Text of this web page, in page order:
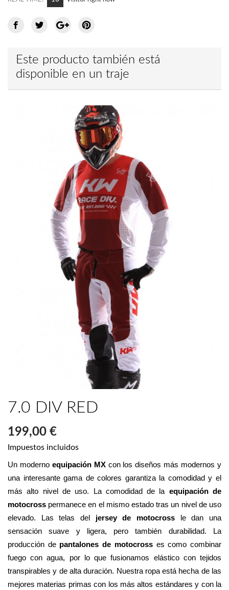
Este producto también está
disponible en un traje
7.0 DIV RED
199,00 €
Impuestos incluidos
Un moderno equipación MX con los diseños más modernos y
una interesante gama de colores garantiza la comodidad y el
más alto nivel de uso. La comodidad de la equipación de
motocross permanece en el mismo estado tras un nivel de uso
elevado. Las telas del jersey de motocross le dan una
sensación suave y ligera, pero también durabilidad. La
producción de pantalones de motocross es como combinar
fuego con agua, por lo que fusionamos elástico con tejidos
transpirables y de alta duración. Nuestra ropa está hecha de las
mejores materias primas con los más altos estándares y con la